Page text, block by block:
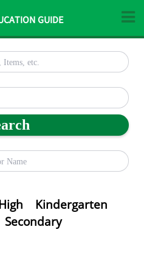
GUIDE
Kindergarten
Secondary